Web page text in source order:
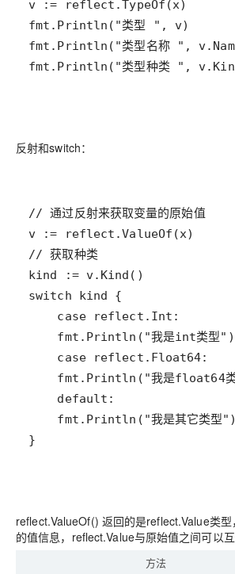
反射和switch：
reflect.ValueOf() 返回的是reflect.Value类
的值信息，reflect.Value与原始值之间可以互
方法